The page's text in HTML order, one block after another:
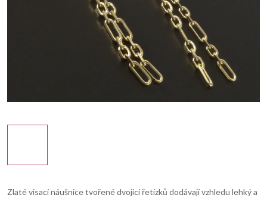
Zlaté visací náušnice tvořené dvojicí řetízků dodávají vzhledu lehký a